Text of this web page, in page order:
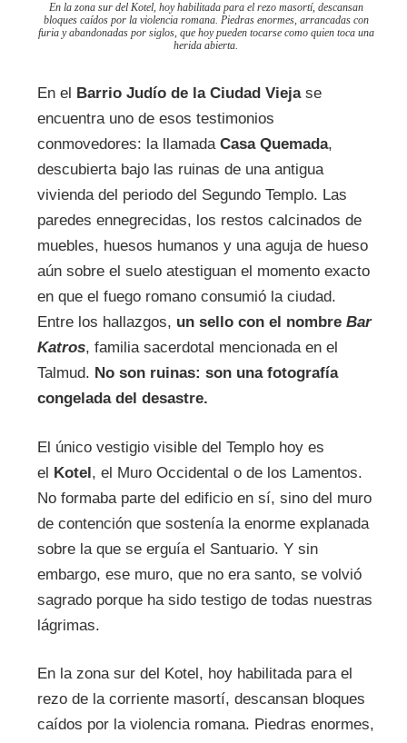
En la zona sur del Kotel, hoy habilitada para el rezo masortí, descansan
bloques caídos por la violencia romana. Piedras enormes, arrancadas con
furia y abandonadas por siglos, que hoy pueden tocarse como quien toca una
herida abierta.
En el Barrio Judío de la Ciudad Viejase
encuentra uno de esos testimonios
conmovedores: la llamada Casa Quemada,
descubierta bajo las ruinas de una antigua
vivienda del periodo del Segundo Templo. Las
paredes ennegrecidas, los restos calcinados de
muebles, huesos humanos y una aguja de hueso
aún sobre el suelo atestiguan el momento exacto
en que el fuego romano consumió la ciudad.
Entre los hallazgos, un sello con el nombre Bar
Katros, familia sacerdotal mencionada en el
Talmud. No son ruinas: son una fotografía
congelada del desastre.
El único vestigio visible del Templo hoy es
el Kotel, el Muro Occidental o de los Lamentos.
No formaba parte del edificio en sí, sino del muro
de contención que sostenía la enorme explanada
sobre la que se erguía el Santuario. Y sin
embargo, ese muro, que no era santo, se volvió
sagrado porque ha sido testigo de todas nuestras
lágrimas.
En la zona sur del Kotel, hoy habilitada para el
rezo de la corriente masortí, descansan bloques
caídos por la violencia romana. Piedras enormes,